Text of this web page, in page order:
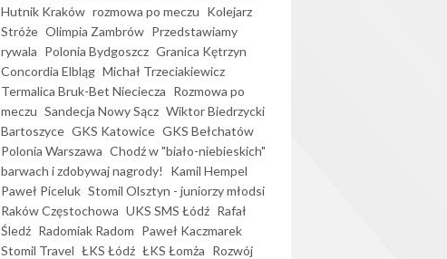
Hutnik Kraków rozmowa po meczu Kolejarz
Stróże Olimpia Zambrów Przedstawiamy
rywala Polonia Bydgoszcz Granica Kętrzyn
Concordia Elbląg Michał Trzeciakiewicz
Termalica Bruk-Bet Nieciecza Rozmowa po
meczu Sandecja Nowy Sącz Wiktor Biedrzycki
Bartoszyce GKS Katowice GKS Bełchatów
Polonia Warszawa Chodź w "biało-niebieskich"
barwach i zdobywaj nagrody!
Kamil Hempel
Paweł Piceluk Stomil Olsztyn - juniorzy młodsi
Raków Częstochowa UKS SMS Łódź Rafał
Śledź Radomiak Radom Paweł Kaczmarek
Stomil Travel ŁKS Łódź ŁKS Łomża Rozwój